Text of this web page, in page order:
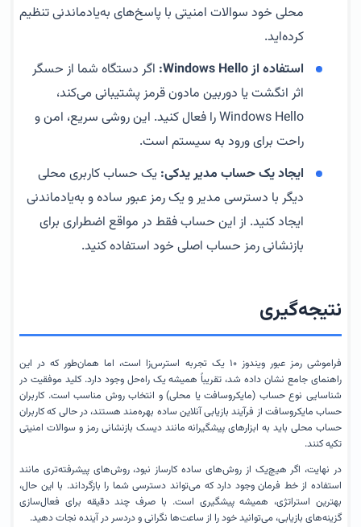
محلی خود سوالات امنیتی با پاسخ‌های به‌یادماندنی تنظیم
کرده‌اید.
استفاده از Windows Hello:
اگر دستگاه شما از حسگر
اثر انگشت یا دوربین مادون قرمز پشتیبانی می‌کند،
Windows Hello را فعال کنید. این روشی سریع، امن و
راحت برای ورود به سیستم است.
ایجاد یک حساب مدیر یدکی: یک حساب کاربری محلی
دیگر با دسترسی مدیر و یک رمز عبور ساده و به‌یادماندنی
ایجاد کنید. از این حساب فقط در مواقع اضطراری برای
بازنشانی رمز حساب اصلی خود استفاده کنید.
نتیجه‌گیری
فراموشی رمز عبور ویندوز ۱۰ یک تجربه استرس‌زا است، اما همان‌طور که در این
راهنمای جامع نشان داده شد، تقریباً همیشه یک راه‌حل وجود دارد. کلید موفقیت در
شناسایی نوع حساب (مایکروسافت یا محلی) و انتخاب روش مناسب است. کاربران
حساب مایکروسافت از فرآیند بازیابی آنلاین ساده بهره‌مند هستند، در حالی که کاربران
حساب محلی باید به ابزارهای پیشگیرانه مانند دیسک بازنشانی رمز و سوالات امنیتی
تکیه کنند.
در نهایت، اگر هیچ‌یک از روش‌های ساده کارساز نبود، روش‌های پیشرفته‌تری مانند
استفاده از خط فرمان وجود دارد که می‌تواند دسترسی شما را بازگرداند. با این حال،
بهترین استراتژی، همیشه پیشگیری است. با صرف چند دقیقه برای فعال‌سازی
گزینه‌های بازیابی، می‌توانید خود را از ساعت‌ها نگرانی و دردسر در آینده نجات دهید.